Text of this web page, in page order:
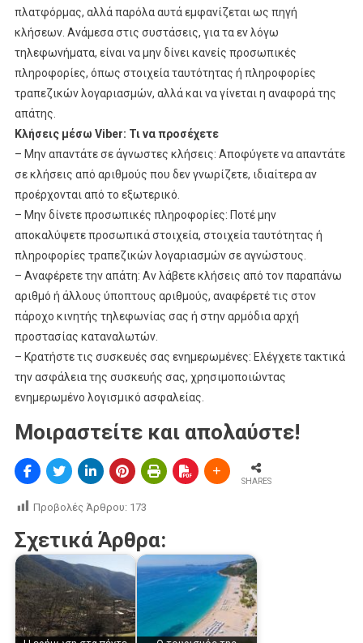
πλατφόρμας, αλλά παρόλα αυτά εμφανίζεται ως πηγή
κλήσεων. Ανάμεσα στις συστάσεις, για τα εν λόγω
τηλεφωνήματα, είναι να μην δίνει κανείς προσωπικές
πληροφορίες, όπως στοιχεία ταυτότητας ή πληροφορίες
τραπεζικών λογαριασμών, αλλά και να γίνεται η αναφορά της
απάτης.
Κλήσεις μέσω Viber: Τι να προσέχετε
– Μην απαντάτε σε άγνωστες κλήσεις: Αποφύγετε να απαντάτε
σε κλήσεις από αριθμούς που δεν γνωρίζετε, ιδιαίτερα αν
προέρχονται από το εξωτερικό.
– Μην δίνετε προσωπικές πληροφορίες: Ποτέ μην
αποκαλύψετε προσωπικά στοιχεία, στοιχεία ταυτότητας ή
πληροφορίες τραπεζικών λογαριασμών σε αγνώστους.
– Αναφέρετε την απάτη: Αν λάβετε κλήσεις από τον παραπάνω
αριθμό ή άλλους ύποπτους αριθμούς, αναφέρετέ τις στον
πάροχο κινητής τηλεφωνίας σας ή στην αρμόδια αρχή
προστασίας καταναλωτών.
– Κρατήστε τις συσκευές σας ενημερωμένες: Ελέγχετε τακτικά
την ασφάλεια της συσκευής σας, χρησιμοποιώντας
ενημερωμένο λογισμικό ασφαλείας.
Μοιραστείτε και απολαύστε!
SHARES
Προβολές Άρθρου: 173
Σχετικά Άρθρα: